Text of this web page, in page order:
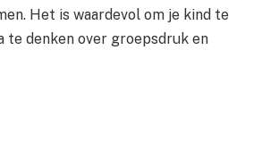
Het is waardevol om je kind te
te denken over groepsdruk en